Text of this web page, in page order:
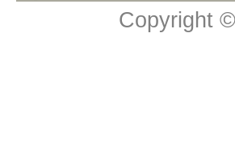
Copyright